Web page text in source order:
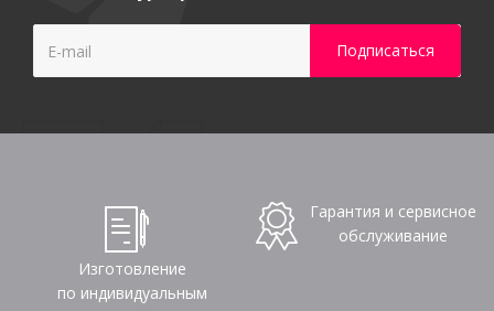
Изготовление
по индивидуальным
Гарантия и сервисное
обслуживание